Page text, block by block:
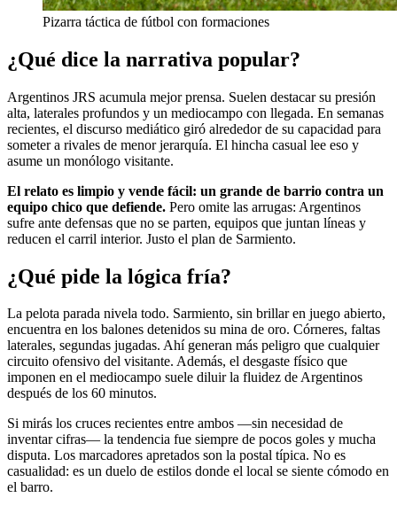
Pizarra táctica de fútbol con formaciones
¿Qué dice la narrativa popular?
Argentinos JRS acumula mejor prensa. Suelen destacar su presión
alta, laterales profundos y un mediocampo con llegada. En semanas
recientes, el discurso mediático giró alrededor de su capacidad para
someter a rivales de menor jerarquía. El hincha casual lee eso y
asume un monólogo visitante.
El relato es limpio y vende fácil: un grande de barrio contra un
equipo chico que defiende. Pero omite las arrugas: Argentinos
sufre ante defensas que no se parten, equipos que juntan líneas y
reducen el carril interior. Justo el plan de Sarmiento.
¿Qué pide la lógica fría?
La pelota parada nivela todo. Sarmiento, sin brillar en juego abierto,
encuentra en los balones detenidos su mina de oro. Córneres, faltas
laterales, segundas jugadas. Ahí generan más peligro que cualquier
circuito ofensivo del visitante. Además, el desgaste físico que
imponen en el mediocampo suele diluir la fluidez de Argentinos
después de los 60 minutos.
Si mirás los cruces recientes entre ambos —sin necesidad de
inventar cifras— la tendencia fue siempre de pocos goles y mucha
disputa. Los marcadores apretados son la postal típica. No es
casualidad: es un duelo de estilos donde el local se siente cómodo en
el barro.